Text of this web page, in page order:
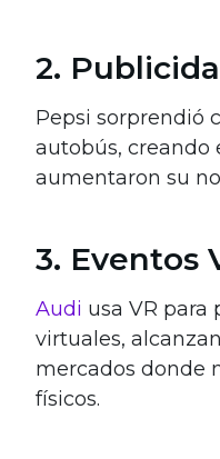
2.
Pepsi sorprendió
autobús, creando
aumentaron su
3. Eventos
Audi usa VR para
virtuales,
mercados donde
físicos.